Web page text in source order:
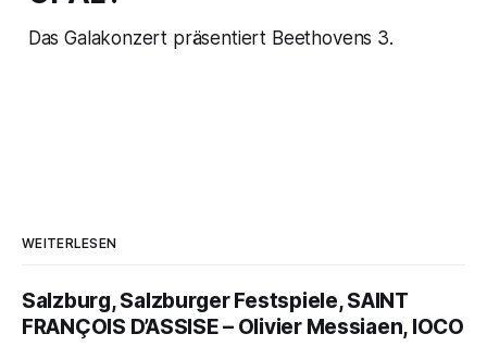
Das Galakonzert präsentiert Beethovens 3.
WEITERLESEN
Salzburg, Salzburger Festspiele, SAINT
FRANÇOIS D’ASSISE – Olivier Messiaen, IOCO